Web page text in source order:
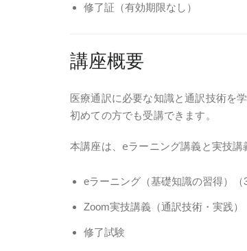
修了証（有効期限なし）
講座概要
医療通訳に必要な知識と通訳技術を学
初めての方でも受講できます。
本講座は、eラーニング講義と実技講
eラーニング（基礎知識の習得）（
Zoom実技講義（通訳技術・実践）
修了試験